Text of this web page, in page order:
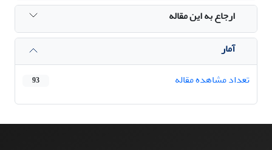
ارجاع به این مقاله
آمار
تعداد مشاهده مقاله
93